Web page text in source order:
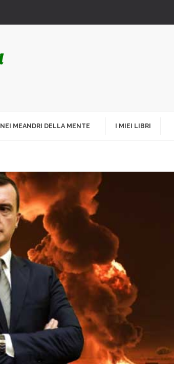
NEI MEANDRI DELLA MENTE I MIEI LIBRI